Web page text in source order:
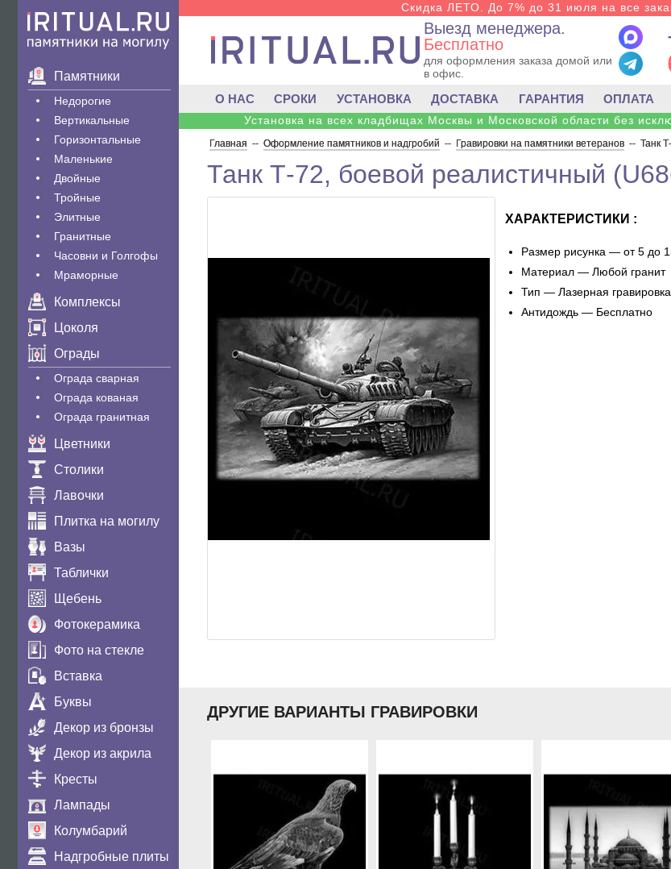
Памятники
Недорогие
Вертикальные
Горизонтальные
Маленькие
Двойные
Тройные
Элитные
Гранитные
Часовни и Голгофы
Мраморные
Комплексы
Цоколя
Ограды
Ограда сварная
Ограда кованая
Ограда гранитная
Цветники
Столики
Лавочки
Плитка на могилу
Вазы
Таблички
Щебень
Фотокерамика
Фото на стекле
Вставка
Буквы
Декор из бронзы
Декор из акрила
Кресты
Лампады
Колумбарий
Надгробные плиты
Скидка ЛЕТО. До 7% до 31 июля на все
Выезд менеджера.
Бесплатно
для оформления заказа домой или
в офис.
О НАС СРОКИ УСТАНОВКА ДОСТАВКА ГАРАНТИЯ ОПЛАТА
Установка на всех кладбищах Москвы и Московской области без
Главная -- Оформление памятников и надгробий -- Гравировки на памятники ветеранов -- Танк
Танк Т-72, боевой реалистичный
ХАРАКТЕРИСТИКИ :
Размер рисунка — от 5 до
Материал — Любой гранит
Тип — Лазерная гравировка
Антидождь — Бесплатно
ДРУГИЕ ВАРИАНТЫ ГРАВИРОВКИ